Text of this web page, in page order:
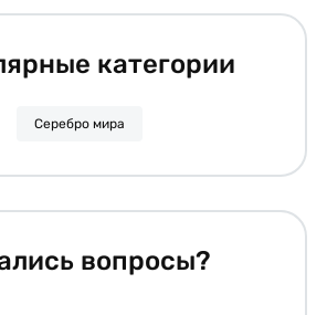
категории
Серебро мира
вопросы?